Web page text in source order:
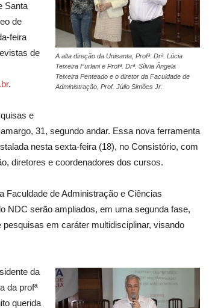
A alta direção da Unisanta, Profª. Drª. Lúcia
Teixeira Furlani e Profª. Drª. Sílvia Ângela
Teixeira Penteado e o diretor da Faculdade de
Administração, Prof. Júlio Simões Jr.
Santa
de
feira
de
.
e
31, segundo andar. Essa nova ferramenta
nesta sexta-feira (18), no Consistório, com
diretores e coordenadores dos cursos.
Faculdade de Administração e Ciências
NDC serão ampliados, em uma segunda fase,
em caráter multidisciplinar, visando
da
da profª
querida